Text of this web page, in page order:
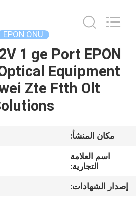
بيت
منتجات
فيديو
معلومات
عنا
HiOSO
Reserved.
Developed
EPON ONU
1 ge Port EPON
Equipment
Zte Ftth Olt
مكان المنشأ:
اسم العلامة
التجارية:
إصدار الشهادات: